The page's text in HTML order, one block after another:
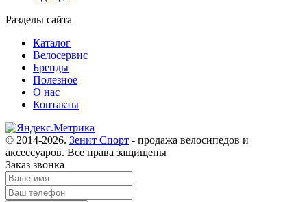
Разделы сайта
Каталог
Велосервис
Бренды
Полезное
О нас
Контакты
© 2014-2026. Зенит Спорт - продажа велосипедов и
аксессуаров. Все права защищены
Заказ звонка